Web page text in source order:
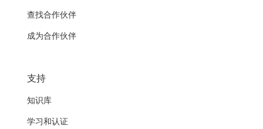
查找合作伙伴
成为合作伙伴
支持
知识库
学习和认证